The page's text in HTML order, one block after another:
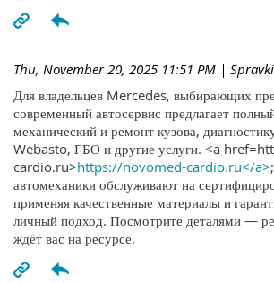
Thu, November 20, 2025 11:51 PM |
Для владельцев Mercedes, выбирающих
современный автосервис предлагает
механический и ремонт кузова,
Webasto, ГБО и другие услуги. <a
cardio.ru>https://novomed-cardio.ru</a>
автомеханики обслуживают на
применяя качественные материалы и
личный подход. Посмотрите деталями —
ждёт вас на ресурсе.